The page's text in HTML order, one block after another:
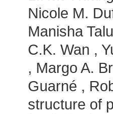
Nicole M.
Manisha
C.K. Wan ,
, Margo A.
Guarné ,
structure of